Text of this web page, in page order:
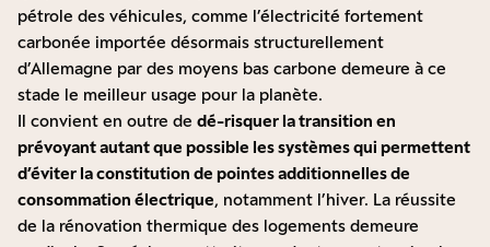
pétrole des véhicules, comme l’électricité fortement
carbonée importée désormais structurellement
d’Allemagne par des moyens bas carbone demeure à ce
stade le meilleur usage pour la planète.
Il convient en outre de dé-risquer la transition en
prévoyant autant que possible les systèmes qui permettent
d’éviter la constitution de pointes additionnelles de
consommation électrique, notamment l’hiver. La réussite
de la rénovation thermique des logements demeure